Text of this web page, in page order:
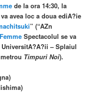
de la ora 14:30, la
avea loc a doua ediA?ie
” (“AZn
Spectacolul se va
– Splaiul
Timpuri Noi).